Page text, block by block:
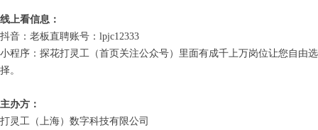
线上看信息：
抖音：老板直聘账号：lpjc12333
小程序：探花打灵工（首页关注公众号）里面有成千上万岗位让您自由选
择。
主办方：
打灵工（上海）数字科技有限公司